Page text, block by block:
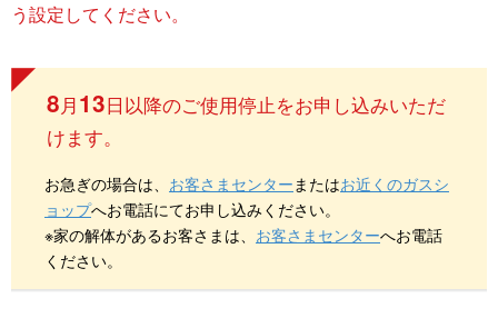
う設定してください。
8月13日以降のご使用停止をお申し込みいただ
けます。
お急ぎの場合は、 お客さまセンターまたはお近くのガスシ
ョップへお電話にてお申し込みください。
※家の解体があるお客さまは、 お客さまセンターへお電話
ください。